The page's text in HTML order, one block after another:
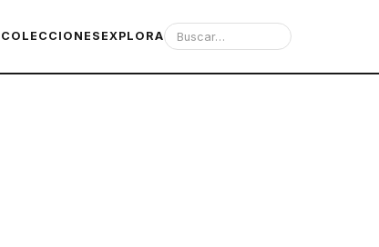
COLECCIONES EXPLORA